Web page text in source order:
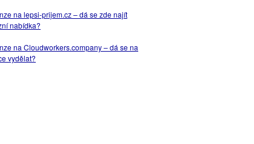
na lepsi-prijem.cz – dá se zde najít
nabídka?
na Cloudworkers.company – dá se na
vydělat?